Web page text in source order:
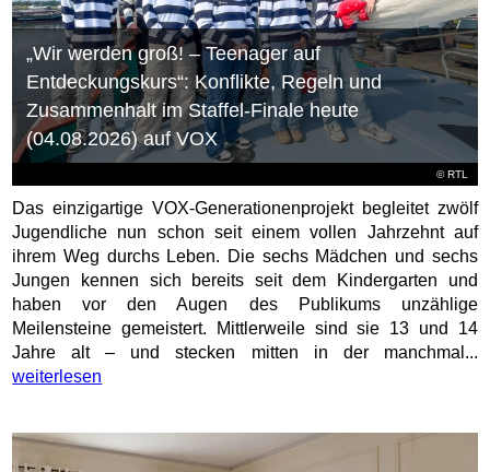
© RTL
„Wir werden groß! – Teenager auf
Entdeckungskurs“: Konflikte, Regeln und
Zusammenhalt im Staffel-Finale heute
(04.08.2026) auf VOX
Das einzigartige VOX-Generationenprojekt begleitet zwölf
Jugendliche nun schon seit einem vollen Jahrzehnt auf
ihrem Weg durchs Leben. Die sechs Mädchen und sechs
Jungen kennen sich bereits seit dem Kindergarten und
haben vor den Augen des Publikums unzählige
Meilensteine gemeistert. Mittlerweile sind sie 13 und 14
Jahre alt – und stecken mitten in der manchmal...
weiterlesen